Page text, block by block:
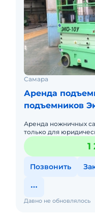
Самара
Аренда
подъемников
Аренда ножничных
только для
работаем по всей
осуществляется до
1
Позвонить
Давно не обновлялось